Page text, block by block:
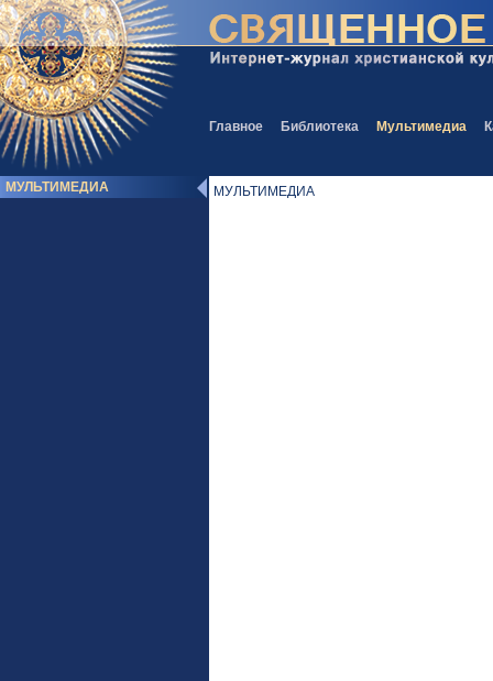
Главное Библиотека Мультимедиа
МУЛЬТИМЕДИА МУЛЬТИМЕДИА